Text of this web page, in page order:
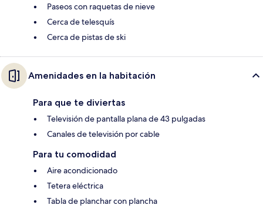
Paseos con raquetas de nieve
Cerca de telesquís
Cerca de pistas de ski
Amenidades en la habitación
Para que te diviertas
Televisión de pantalla plana de 43 pulgadas
Canales de televisión por cable
Para tu comodidad
Aire acondicionado
Tetera eléctrica
Tabla de planchar con plancha